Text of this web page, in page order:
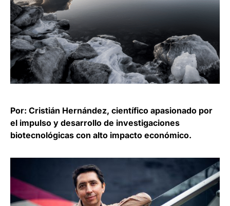
Por: Cristián Hernández, científico apasionado por
el impulso y desarrollo de investigaciones
biotecnológicas con alto impacto económico.